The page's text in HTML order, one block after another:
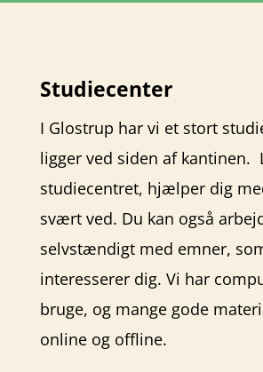
Studiecenter
I Glostrup har vi et stort
ligger ved siden af kantinen.
studiecentret, hjælper dig
svært ved. Du kan også
selvstændigt med emner,
interesserer dig. Vi har
bruge, og mange gode
online og offline.